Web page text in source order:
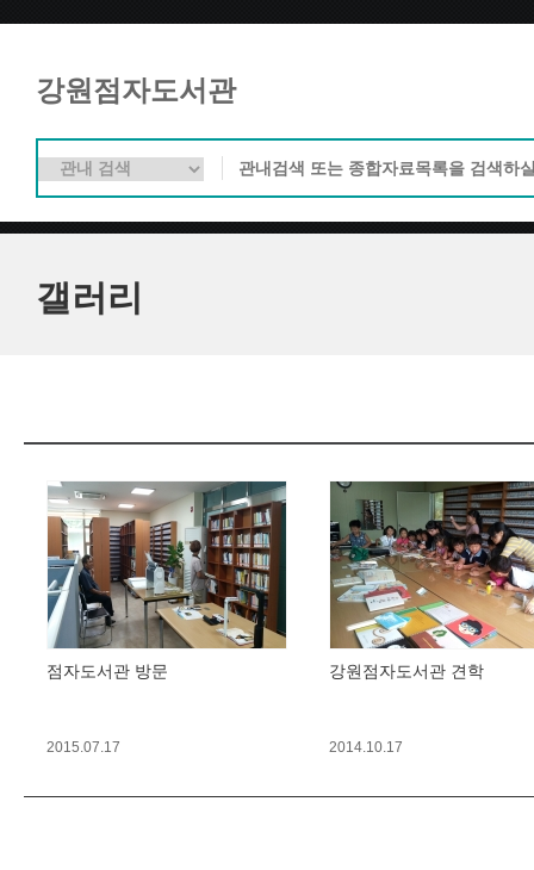
강원점자도서관
갤러리
점자도서관 방문
2015.07.17
강원점자도서관 견학
2014.10.17